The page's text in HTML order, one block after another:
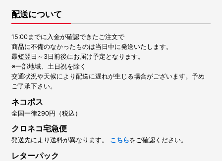
配送について
15:00までに入金が確認できたご注文で
商品に不備のなかったものは当日中に発送いたします。
最短翌日～3日前後にお届け予定となります。
※一部地域、土日祝を除く
交通状況や天候により配送に遅れが生じる場合がございます。予め
ご了承下さい。
ネコポス
全国一律290円（税込）
クロネコ宅急便
発送先により送料が異なります。 こちらをご確認ください。
レターパック